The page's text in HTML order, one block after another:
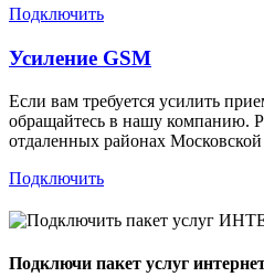
Подключить
Усиление GSM
Если вам требуется усилить
обращайтесь в нашу компанию.
отдаленных районах Московской
Подключить
Подключи пакет услуг